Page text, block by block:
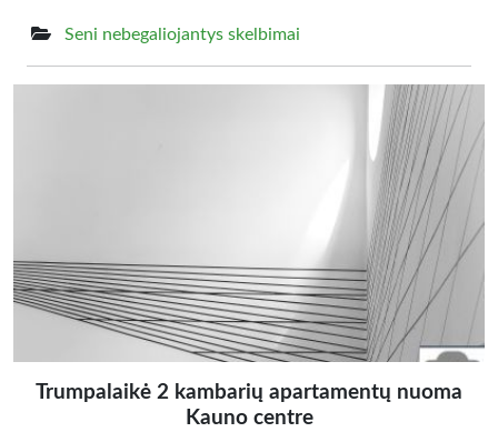
Seni nebegaliojantys skelbimai
Trumpalaikė 2 kambarių apartamentų nuoma
Kauno centre